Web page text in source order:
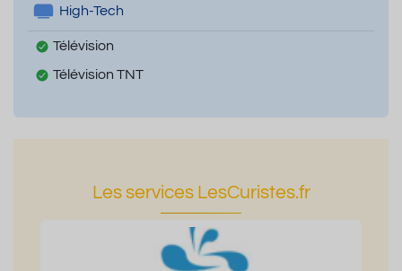
High-Tech
Télévision
Télévision TNT
Les services LesCuristes.fr